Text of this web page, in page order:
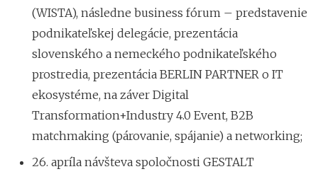
(WISTA), následne business fórum – predstavenie
podnikateľskej delegácie, prezentácia
slovenského a nemeckého podnikateľského
prostredia, prezentácia BERLIN PARTNER o IT
ekosystéme, na záver Digital
Transformation+Industry 4.0 Event, B2B
matchmaking (párovanie, spájanie) a networking;
26. apríla návšteva spoločnosti GESTALT